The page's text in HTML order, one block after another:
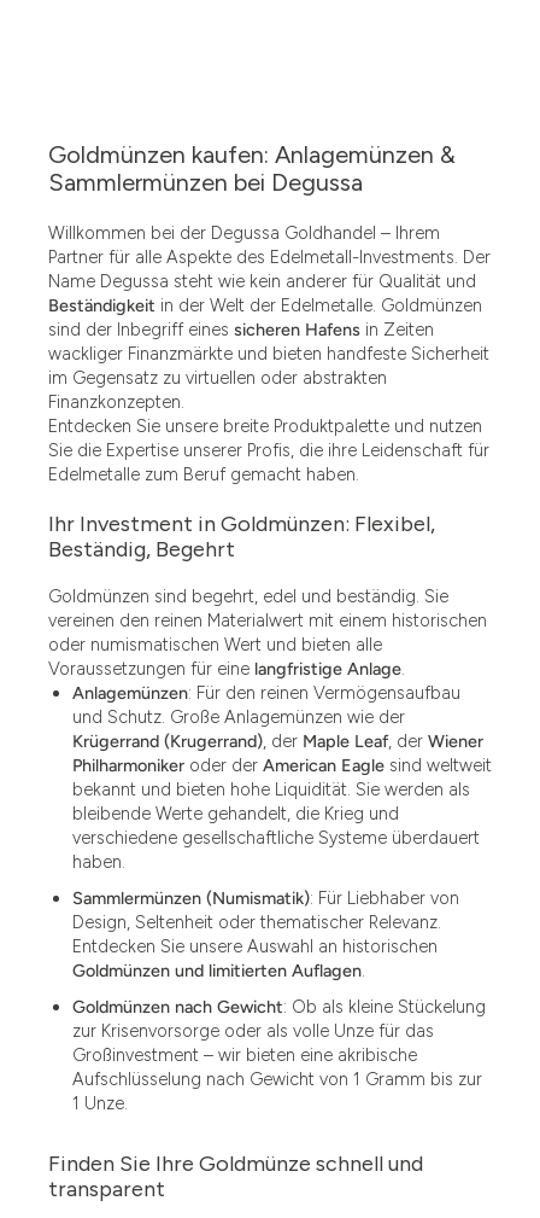
1.49
Goldmünzen kaufen: Anlagemünzen &
Sammlermünzen bei Degussa
Willkommen bei der Degussa Goldhandel – Ihrem
Partner für alle Aspekte des Edelmetall-Investments. Der
Name Degussa steht wie kein anderer für Qualität und
Beständigkeit in der Welt der Edelmetalle. Goldmünzen
sind der Inbegriff eines sicheren Hafens in Zeiten
wackliger Finanzmärkte und bieten handfeste Sicherheit
im Gegensatz zu virtuellen oder abstrakten
Finanzkonzepten.
Entdecken Sie unsere breite Produktpalette und nutzen
Sie die Expertise unserer Profis, die ihre Leidenschaft für
Edelmetalle zum Beruf gemacht haben.
Ihr Investment in Goldmünzen: Flexibel,
Beständig, Begehrt
Goldmünzen sind begehrt, edel und beständig. Sie
vereinen den reinen Materialwert mit einem historischen
oder numismatischen Wert und bieten alle
Voraussetzungen für eine langfristige Anlage.
Anlagemünzen: Für den reinen Vermögensaufbau
und Schutz. Große Anlagemünzen wie der
Krügerrand (Krugerrand), der Maple Leaf, der Wiener
Philharmoniker oder der American Eagle sind weltweit
bekannt und bieten hohe Liquidität. Sie werden als
bleibende Werte gehandelt, die Krieg und
verschiedene gesellschaftliche Systeme überdauert
haben.
Sammlermünzen (Numismatik): Für Liebhaber von
Design, Seltenheit oder thematischer Relevanz.
Entdecken Sie unsere Auswahl an historischen
Goldmünzen und limitierten Auflagen.
Goldmünzen nach Gewicht: Ob als kleine Stückelung
zur Krisenvorsorge oder als volle Unze für das
Großinvestment – wir bieten eine akribische
Aufschlüsselung nach Gewicht von 1 Gramm bis zur
1 Unze.
Finden Sie Ihre Goldmünze schnell und
transparent